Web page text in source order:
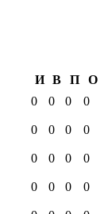
И В П
О
0 0 0 0
0 0 0 0
0 0 0 0
0 0 0 0